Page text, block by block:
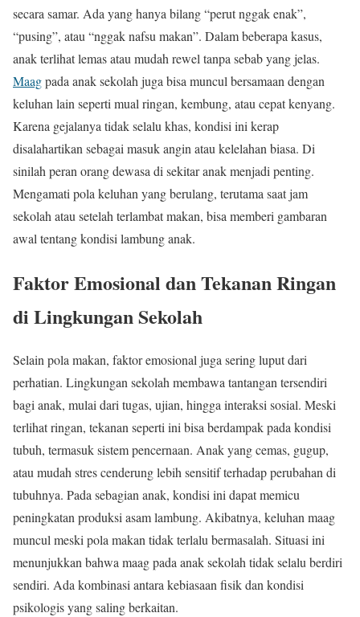
secara samar. Ada yang hanya bilang “perut nggak enak”,
“pusing”, atau “nggak nafsu makan”. Dalam beberapa kasus,
anak terlihat lemas atau mudah rewel tanpa sebab yang jelas.
Maagpada anak sekolah juga bisa muncul bersamaan dengan
keluhan lain seperti mual ringan, kembung, atau cepat kenyang.
Karena gejalanya tidak selalu khas, kondisi ini kerap
disalahartikan sebagai masuk angin atau kelelahan biasa. Di
sinilah peran orang dewasa di sekitar anak menjadi penting.
Mengamati pola keluhan yang berulang, terutama saat jam
sekolah atau setelah terlambat makan, bisa memberi gambaran
awal tentang kondisi lambung anak.
Faktor Emosional dan Tekanan Ringan
di Lingkungan Sekolah
Selain pola makan, faktor emosional juga sering luput dari
perhatian. Lingkungan sekolah membawa tantangan tersendiri
bagi anak, mulai dari tugas, ujian, hingga interaksi sosial. Meski
terlihat ringan, tekanan seperti ini bisa berdampak pada kondisi
tubuh, termasuk sistem pencernaan. Anak yang cemas, gugup,
atau mudah stres cenderung lebih sensitif terhadap perubahan di
tubuhnya. Pada sebagian anak, kondisi ini dapat memicu
peningkatan produksi asam lambung. Akibatnya, keluhan maag
muncul meski pola makan tidak terlalu bermasalah. Situasi ini
menunjukkan bahwa maag pada anak sekolah tidak selalu berdiri
sendiri. Ada kombinasi antara kebiasaan fisik dan kondisi
psikologis yang saling berkaitan.